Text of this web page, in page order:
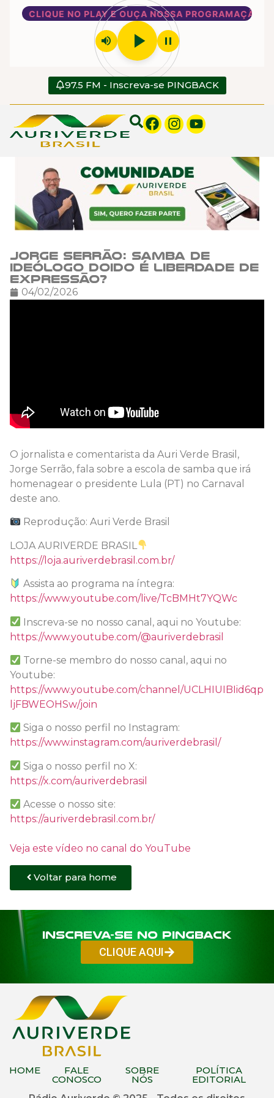
CLIQUE NO PLAY E OUÇA NOSSA PROGRAMAÇÃO
volume_up play_arrow pause
97.5 FM - Inscreva-se PINGBACK
Jorge Serrão: Samba de
ideólogo doido é liberdade de
expressão?
04/02/2026
O jornalista e comentarista da Auri Verde Brasil,
Jorge Serrão, fala sobre a escola de samba que irá
homenagear o presidente Lula (PT) no Carnaval
deste ano.
Reprodução: Auri Verde Brasil
LOJA AURIVERDE BRASIL
https://loja.auriverdebrasil.com.br/
Assista ao programa na íntegra:
https://www.youtube.com/live/TcBMHt7YQWc
Inscreva-se no nosso canal, aqui no Youtube:
https://www.youtube.com/@auriverdebrasil
Torne-se membro do nosso canal, aqui no
Youtube:
https://www.youtube.com/channel/UCLHIUIBIid6qp
ljFBWEOHSw/join
Siga o nosso perfil no Instagram:
https://www.instagram.com/auriverdebrasil/
Siga o nosso perfil no X:
https://x.com/auriverdebrasil
Acesse o nosso site:
https://auriverdebrasil.com.br/
Veja este vídeo no canal do YouTube
Voltar para home
Inscreva-se no PINGBACK
CLIQUE AQUI
HOME FALE
CONOSCO
SOBRE
NÓS
POLÍTICA
EDITORIAL